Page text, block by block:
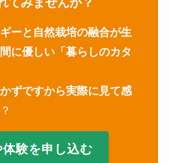
ーと自然栽培の融合が生
に優しい「暮らしのカタ
ずですから実際に見て感
？
験を申し込む